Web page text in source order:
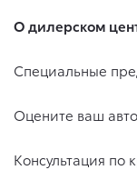
О дилерском
Специальные
Оцените ваш
Консультация по